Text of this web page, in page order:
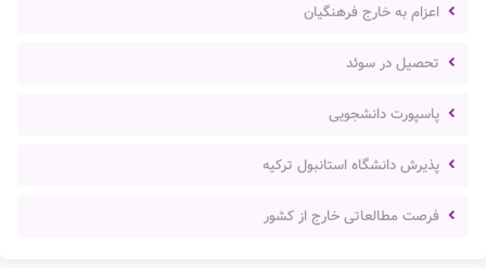
اعزام به خارج فرهنگیان
تحصیل در سوئد
پاسپورت دانشجویی
پذیرش دانشگاه استانبول ترکیه
فرصت مطالعاتی خارج از کشور